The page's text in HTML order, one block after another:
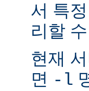
서 특
리할
현재
면 -l